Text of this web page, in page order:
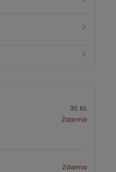
30 Kč
Zdarma
Zdarma